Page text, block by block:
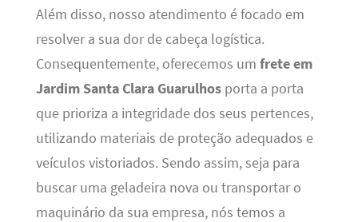
Além disso, nosso atendimento é focado em
resolver a sua dor de cabeça logística.
Consequentemente, oferecemos um frete em
Jardim Santa Clara Guarulhosporta a porta
que prioriza a integridade dos seus pertences,
utilizando materiais de proteção adequados e
veículos vistoriados. Sendo assim, seja para
buscar uma geladeira nova ou transportar o
maquinário da sua empresa, nós temos a